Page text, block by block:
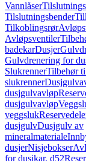
Vannlåser
Tilslutningsbender
Tilkoblingsrør
Avløpsventiler
badekarDusjer
Gulvdrenering for
SlukrennerTilbehør
slukrenner
dusjgulvavløp
dusjgulvavløp
veggsluk
dusjgulvDusjgulv av
mineralmateriale
dusjerNisjebokser
for dusjkar, d52